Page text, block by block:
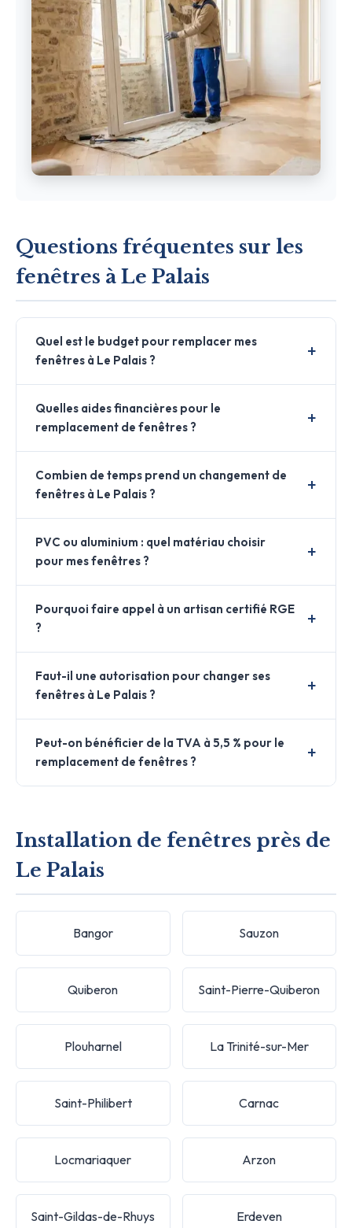
Questions fréquentes sur les
fenêtres à Le Palais
Quel est le budget pour remplacer mes
fenêtres à Le Palais ?
Quelles aides financières pour le
remplacement de fenêtres ?
Combien de temps prend un changement de
fenêtres à Le Palais ?
PVC ou aluminium : quel matériau choisir
pour mes fenêtres ?
Pourquoi faire appel à un artisan certifié RGE
?
Faut-il une autorisation pour changer ses
fenêtres à Le Palais ?
Peut-on bénéficier de la TVA à 5,5 % pour le
remplacement de fenêtres ?
Installation de fenêtres près de
Le Palais
Bangor Sauzon
Quiberon Saint-Pierre-Quiberon
Plouharnel La Trinité-sur-Mer
Saint-Philibert Carnac
Locmariaquer Arzon
Saint-Gildas-de-Rhuys Erdeven